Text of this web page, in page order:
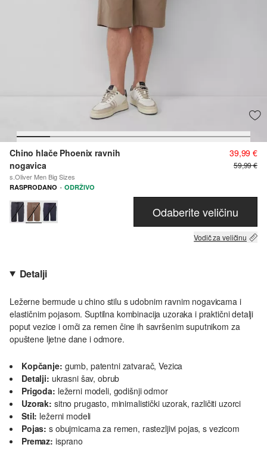
Chino hlače Phoenix ravnih
nogavica
s.Oliver Men Big Sizes
39,99 €
59,99 €
RASPRODANO · ODRŽIVO
Odaberite veličinu
Vodič za veličinu
Detalji
Ležerne bermude u chino stilu s udobnim ravnim nogavicama i
elastičnim pojasom. Suptilna kombinacija uzoraka i praktični detalji
poput vezice i omči za remen čine ih savršenim suputnikom za
opuštene ljetne dane i odmore.
Kopčanje: gumb, patentni zatvarač, Vezica
Detalji: ukrasni šav, obrub
Prigoda: ležerni modeli, godišnji odmor
Uzorak: sitno prugasto, minimalistički uzorak, različiti uzorci
Stil: ležerni modeli
Pojas: s obujmicama za remen, rastezljivi pojas, s vezicom
Premaz: isprano